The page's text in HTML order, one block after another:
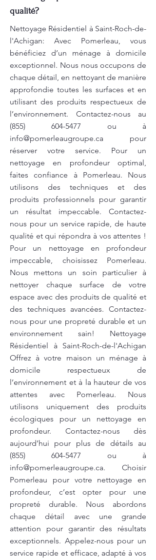
qualité?
Nettoyage Résidentiel à Saint-Roch-de-
l'Achigan: Avec Pomerleau, vous
bénéficiez d’un ménage à domicile
exceptionnel. Nous nous occupons de
chaque détail, en nettoyant de manière
approfondie toutes les surfaces et en
utilisant des produits respectueux de
l’environnement. Contactez-nous au
(855) 604-5477 ou à
info@pomerleaugroupe.ca pour
réserver votre service. Pour un
nettoyage en profondeur optimal,
faites confiance à Pomerleau. Nous
utilisons des techniques et des
produits professionnels pour garantir
un résultat impeccable. Contactez-
nous pour un service rapide, de haute
qualité et qui répondra à vos attentes !
Pour un nettoyage en profondeur
impeccable, choisissez Pomerleau.
Nous mettons un soin particulier à
nettoyer chaque surface de votre
espace avec des produits de qualité et
des techniques avancées. Contactez-
nous pour une propreté durable et un
environnement sain! Nettoyage
Résidentiel à Saint-Roch-de-l'Achigan
Offrez à votre maison un ménage à
domicile respectueux de
l’environnement et à la hauteur de vos
attentes avec Pomerleau. Nous
utilisons uniquement des produits
écologiques pour un nettoyage en
profondeur. Contactez-nous dès
aujourd’hui pour plus de détails au
(855) 604-5477 ou à
info@pomerleaugroupe.ca. Choisir
Pomerleau pour votre nettoyage en
profondeur, c’est opter pour une
propreté durable. Nous abordons
chaque détail avec une grande
attention pour garantir des résultats
exceptionnels. Appelez-nous pour un
service rapide et efficace, adapté à vos